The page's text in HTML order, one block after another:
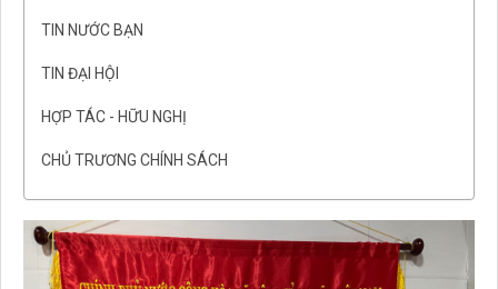
TIN NƯỚC BẠN
TIN ĐẠI HỘI
HỢP TÁC - HỮU NGHỊ
CHỦ TRƯƠNG CHÍNH SÁCH